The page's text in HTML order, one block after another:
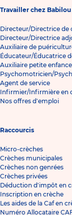
Travailler chez Babilou
Directeur/Directrice de
Directeur/Directrice
Auxiliaire de
Éducateur/Éducatrice
Auxiliaire petite enfance
Psychomotricien/
Agent de service
Infirmier/Infirmière en
Nos offres d'emploi
Raccourcis
Micro-crèches
Crèches municipales
Crèches non genrées
Crèches privées
Déduction d'impôt en
Inscription en crèche
Les aides de la Caf en
Numéro Allocataire